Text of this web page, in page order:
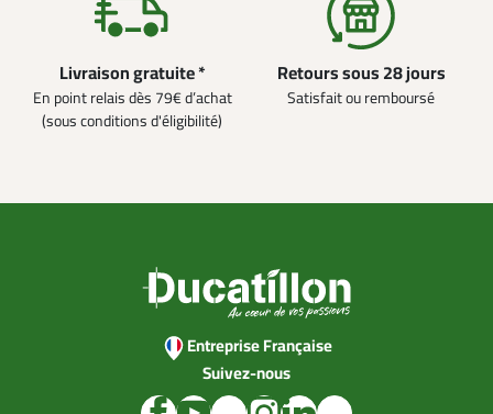
Livraison gratuite *
En point relais dès 79€ d’achat
(sous conditions d'éligibilité)
Retours sous 28 jours
Satisfait ou remboursé
Entreprise Française
Suivez-nous